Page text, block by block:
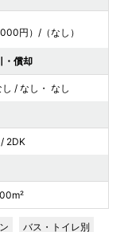
円）/（なし）
・償却
/ なし・ なし
2DK
バス・トイレ別